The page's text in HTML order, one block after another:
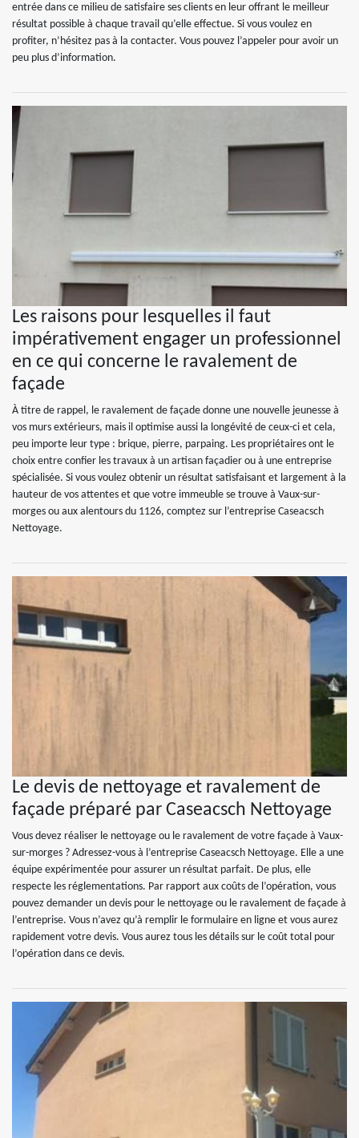
entrée dans ce milieu de satisfaire ses clients en leur offrant le meilleur
résultat possible à chaque travail qu’elle effectue. Si vous voulez en
profiter, n’hésitez pas à la contacter. Vous pouvez l’appeler pour avoir un
peu plus d’information.
Les raisons pour lesquelles il faut
impérativement engager un professionnel
en ce qui concerne le ravalement de
façade
À titre de rappel, le ravalement de façade donne une nouvelle jeunesse à
vos murs extérieurs, mais il optimise aussi la longévité de ceux-ci et cela,
peu importe leur type : brique, pierre, parpaing. Les propriétaires ont le
choix entre confier les travaux à un artisan façadier ou à une entreprise
spécialisée. Si vous voulez obtenir un résultat satisfaisant et largement à la
hauteur de vos attentes et que votre immeuble se trouve à Vaux-sur-
morges ou aux alentours du 1126, comptez sur l’entreprise Caseacsch
Nettoyage.
Le devis de nettoyage et ravalement de
façade préparé par Caseacsch Nettoyage
Vous devez réaliser le nettoyage ou le ravalement de votre façade à Vaux-
sur-morges ? Adressez-vous à l’entreprise Caseacsch Nettoyage. Elle a une
équipe expérimentée pour assurer un résultat parfait. De plus, elle
respecte les réglementations. Par rapport aux coûts de l’opération, vous
pouvez demander un devis pour le nettoyage ou le ravalement de façade à
l’entreprise. Vous n’avez qu’à remplir le formulaire en ligne et vous aurez
rapidement votre devis. Vous aurez tous les détails sur le coût total pour
l’opération dans ce devis.